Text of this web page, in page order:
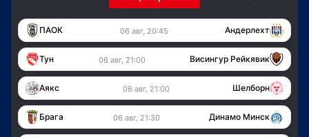
ПАОК 06 авг, 20:45 Андерлехт
Тун 06 авг, 21:00 Висингур Рейкявик
Аякс 06 авг, 21:00 Шелборн
Брага 06 авг, 21:30 Динамо Минск